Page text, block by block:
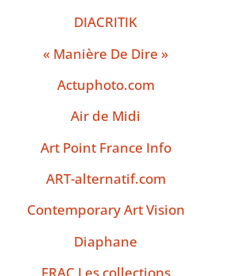
DIACRITIK
« Manière De Dire »
Actuphoto.com
Air de Midi
Art Point France Info
ART-alternatif.com
Contemporary Art Vision
Diaphane